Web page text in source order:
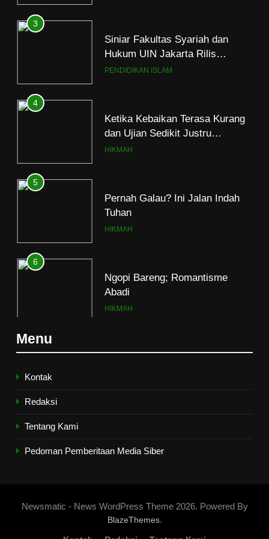
Hukum UIN Jakarta Rilis
Program Fikih Genzi Selama
Ramadan
PENDIDIKAN ISLAM
dan Ujian Sedikit Justru
Menjerumuskan
HIKMAH
Tuhan
HIKMAH
Abadi
HIKMAH
Kopi Beneran Versus Kopi Darat
8
HIKMAH
Mahasiswa dan Santri Serukan
Tolak Kekerasan Seksual di
Menu
Kontak
Redaksi
Tentang Kami
Pedoman Pemberitaan Media Siber
Newsmatic - News WordPress Theme 2026. Powered By
BlazeThemes.